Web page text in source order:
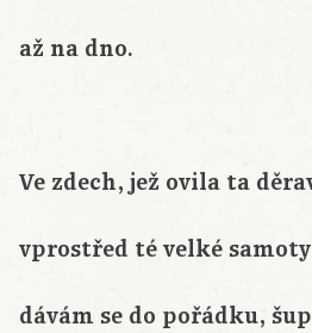
až na dno.
Ve zdech, jež ovila ta
vprostřed té velké
dávám se do pořádku,